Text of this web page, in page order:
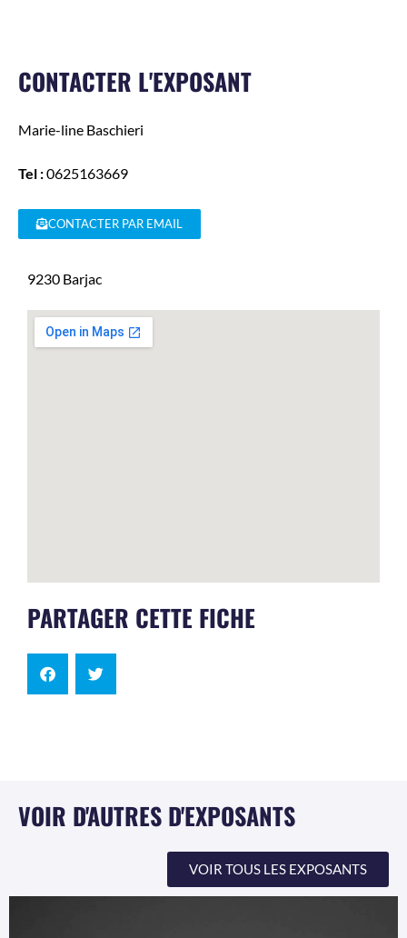
CONTACTER L'EXPOSANT
Marie-line Baschieri
Tel :0625163669
CONTACTER PAR EMAIL
9230 Barjac
PARTAGER CETTE FICHE
VOIR D'AUTRES D'EXPOSANTS
VOIR TOUS LES EXPOSANTS